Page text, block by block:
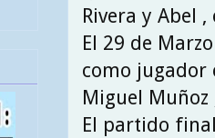
Rivera y Abel
El 29 de
como jugador
Miguel
El partido